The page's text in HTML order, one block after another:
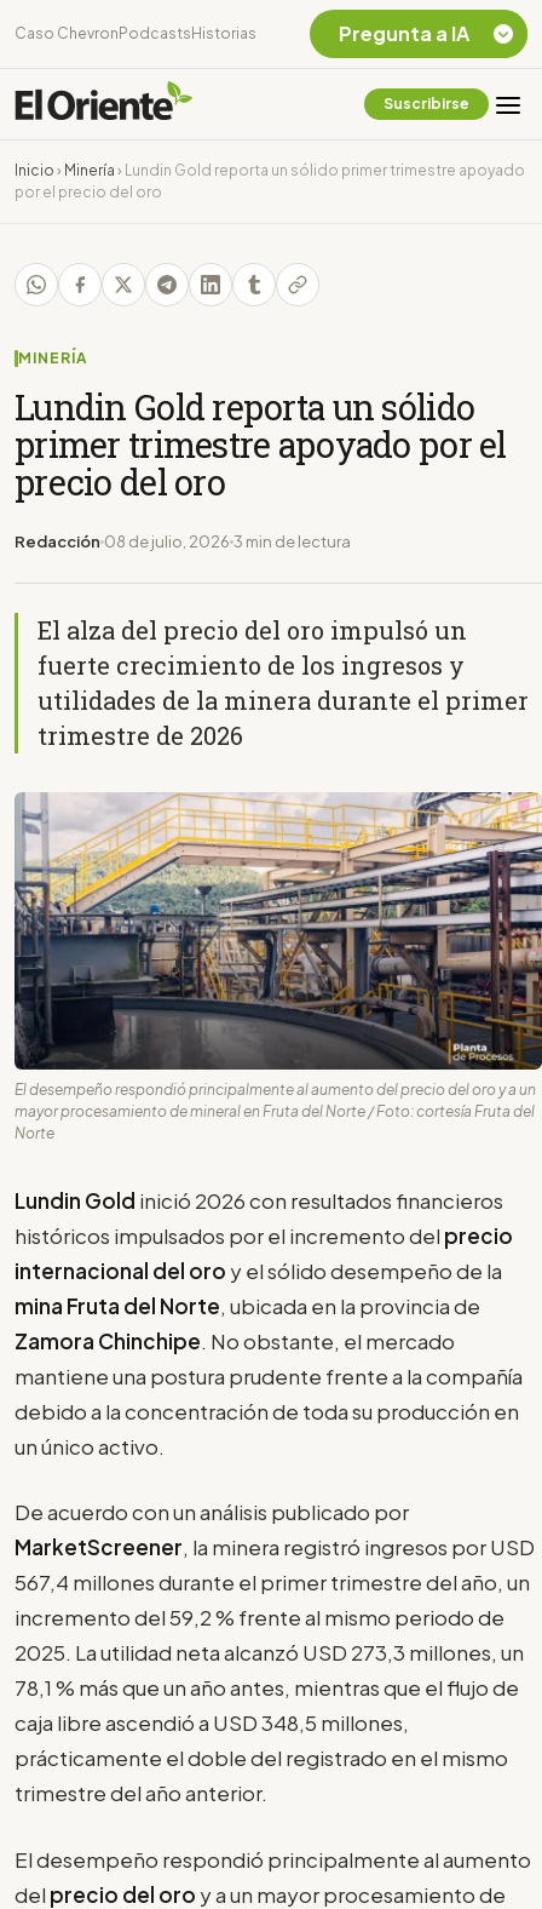
Caso Chevron Podcasts Historias
Suscribirse
Inicio › Minería ›
Lundin Gold reporta un sólido primer trimestre apoyado
por el precio del oro
MINERÍA
Lundin Gold reporta un sólido
primer trimestre apoyado por el
precio del oro
Redacción 08 de julio, 2026 3 min de lectura
El alza del precio del oro impulsó un
fuerte crecimiento de los ingresos y
utilidades de la minera durante el primer
trimestre de 2026
El desempeño respondió principalmente al aumento del precio del oro y a un
mayor procesamiento de mineral en Fruta del Norte / Foto: cortesía Fruta del
Norte
Lundin Gold inició 2026 con resultados financieros
históricos impulsados por el incremento del precio
internacional del oro y el sólido desempeño de la
mina Fruta del Norte, ubicada en la provincia de
Zamora Chinchipe. No obstante, el mercado
mantiene una postura prudente frente a la compañía
debido a la concentración de toda su producción en
un único activo.
De acuerdo con un análisis publicado por
MarketScreener, la minera registró ingresos por USD
567,4 millones durante el primer trimestre del año, un
incremento del 59,2 % frente al mismo periodo de
2025. La utilidad neta alcanzó USD 273,3 millones, un
78,1 % más que un año antes, mientras que el flujo de
caja libre ascendió a USD 348,5 millones,
prácticamente el doble del registrado en el mismo
trimestre del año anterior.
El desempeño respondió principalmente al aumento
del precio del oro y a un mayor procesamiento de
Pregunta a IA
Chevron Ecuador